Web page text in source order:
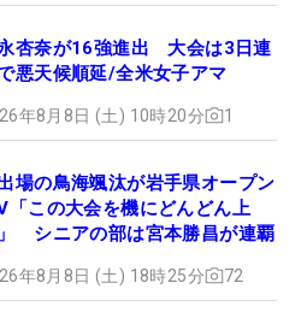
杏奈が16強進出 大会は3日連
悪天候順延/全米女子アマ
年8月8日 (土) 10時20分 1
場の鳥海颯汰が岩手県オープン
「この大会を機にどんどん上
シニアの部は宮本勝昌が連覇
年8月8日 (土) 18時25分 72